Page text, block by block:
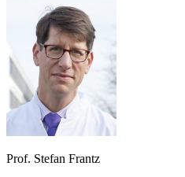
Prof. Stefan Frantz